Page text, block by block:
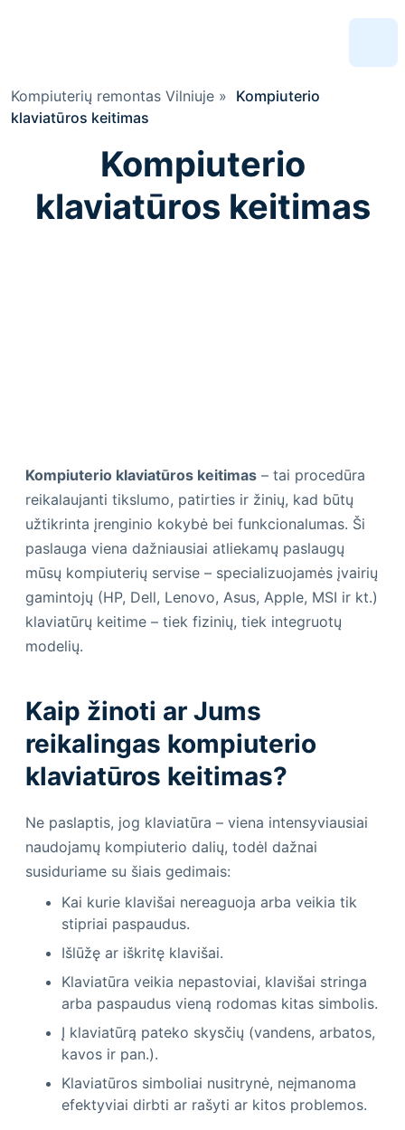
Kompiuterių remontas Vilniuje » Kompiuterio
klaviatūros keitimas
Kompiuterio
klaviatūros keitimas
Kompiuterio klaviatūros keitimas – tai procedūra
reikalaujanti tikslumo, patirties ir žinių, kad būtų
užtikrinta įrenginio kokybė bei funkcionalumas. Ši
paslauga viena dažniausiai atliekamų paslaugų
mūsų kompiuterių servise – specializuojamės įvairių
gamintojų (HP, Dell, Lenovo, Asus, Apple, MSI ir kt.)
klaviatūrų keitime – tiek fizinių, tiek integruotų
modelių.
Kaip žinoti ar Jums
reikalingas kompiuterio
klaviatūros keitimas?
Ne paslaptis, jog klaviatūra – viena intensyviausiai
naudojamų kompiuterio dalių, todėl dažnai
susiduriame su šiais gedimais:
Kai kurie klavišai nereaguoja arba veikia tik
stipriai paspaudus.
Išlūžę ar iškritę klavišai.
Klaviatūra veikia nepastoviai, klavišai stringa
arba paspaudus vieną rodomas kitas simbolis.
Į klaviatūrą pateko skysčių (vandens, arbatos,
kavos ir pan.).
Klaviatūros simboliai nusitrynė, neįmanoma
efektyviai dirbti ar rašyti ar kitos problemos.